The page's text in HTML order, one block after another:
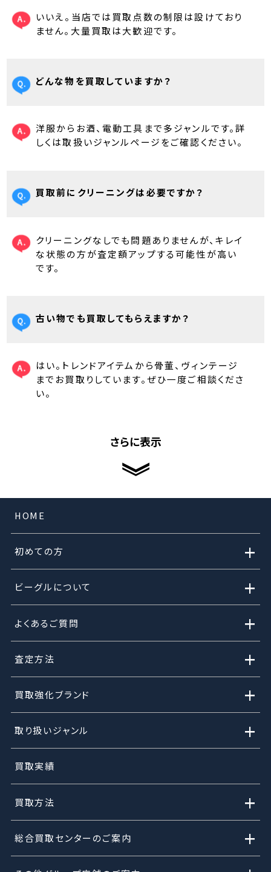
いいえ。当店では買取点数の制限は設けており
ません。大量買取は大歓迎です。
どんな物を買取していますか？
洋服からお酒、電動工具まで多ジャンルです。詳
しくは取扱いジャンルページをご確認ください。
買取前にクリーニングは必要ですか？
クリーニングなしでも問題ありませんが、キレイ
な状態の方が査定額アップする可能性が高い
です。
古い物でも買取してもらえますか？
はい。トレンドアイテムから骨董、ヴィンテージ
までお買取りしています。ぜひ一度ご相談くださ
い。
さらに表示
HOME
初めての方 +
ビーグルについて +
よくあるご質問 +
査定方法 +
買取強化ブランド +
取り扱いジャンル +
買取実績
買取方法 +
総合買取センターのご案内 +